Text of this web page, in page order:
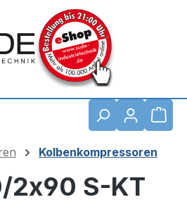
Kolbenkompressoren
2x90 S-KT